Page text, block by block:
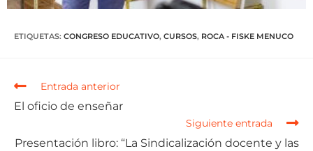
ETIQUETAS: CONGRESO EDUCATIVO, CURSOS, ROCA - FISKE MENUCO
Entrada anterior
El oficio de enseñar
Siguiente entrada
Presentación libro: “La Sindicalización docente y las